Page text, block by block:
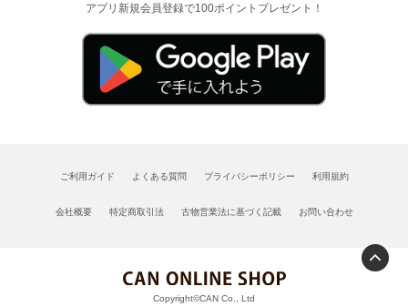
アプリ新規会員登録で100ポイントプレゼント！
ご利用ガイド よくある質問 プライバシーポリシー 利用規約
会社概要 特定商取引法 古物営業法に基づく記載 お問い合わせ
Copyright©CAN Co., Ltd